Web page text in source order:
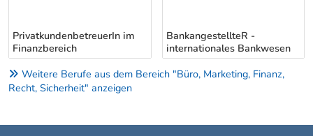
PrivatkundenbetreuerIn im
Finanzbereich
BankangestellteR -
internationales Bankwesen
Weitere Berufe aus dem Bereich "Büro, Marketing, Finanz,
Recht, Sicherheit" anzeigen